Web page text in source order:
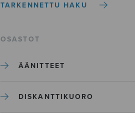
TARKENNETTU HAKU
OSASTOT
ÄÄNITTEET
DISKANTTIKUORO